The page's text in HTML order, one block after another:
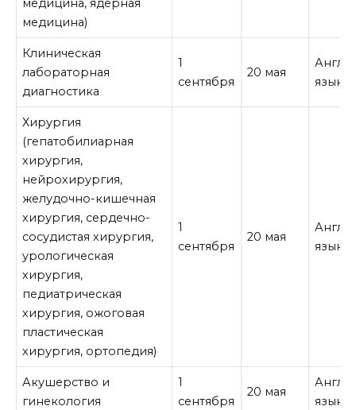
медицина, ядерная
медицина)
Клиническая
лабораторная
диагностика
1
сентября
20 мая
язык
Хирургия
(гепатобилиарная
хирургия,
нейрохирургия,
желудочно-кишечная
хирургия, сердечно-
сосудистая хирургия,
урологическая
хирургия,
педиатрическая
хирургия, ожоговая
пластическая
хирургия, ортопедия)
1
сентября
20 мая
язык
Акушерство и
гинекология
1
сентября
20 мая
язык